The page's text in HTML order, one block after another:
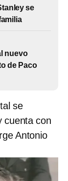
se
nuevo
de Paco
se
cuenta con
Antonio